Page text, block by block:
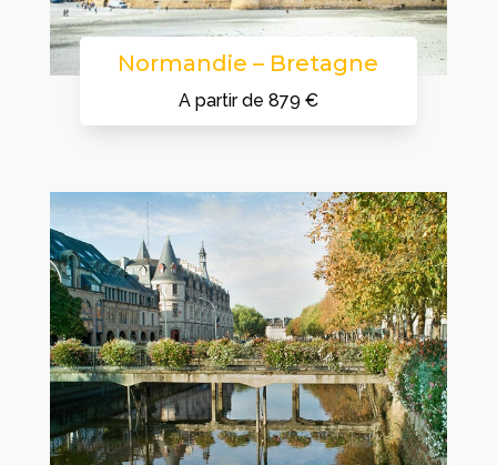
Normandie – Bretagne
A partir de 879 €